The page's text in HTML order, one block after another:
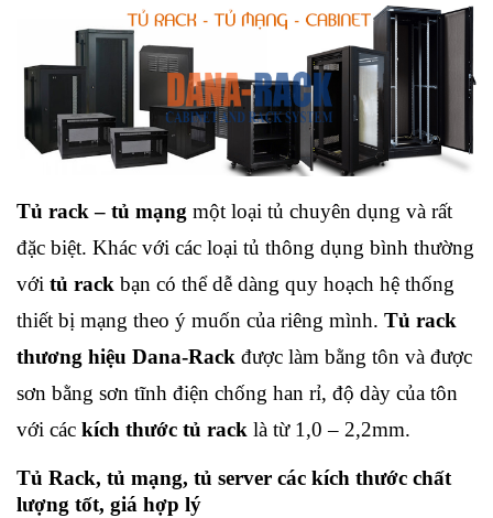
Tủ rack – tủ mạng một loại tủ chuyên dụng và rất
đặc biệt. Khác với các loại tủ thông dụng bình thường
với tủ rack bạn có thể dễ dàng quy hoạch hệ thống
thiết bị mạng theo ý muốn của riêng mình. Tủ rack
thương hiệu Dana-Rack được làm bằng tôn và được
sơn bằng sơn tĩnh điện chống han rỉ, độ dày của tôn
với các kích thước tủ rack là từ 1,0 – 2,2mm.
Tủ Rack, tủ mạng, tủ server các kích thước chất
lượng tốt, giá hợp lý